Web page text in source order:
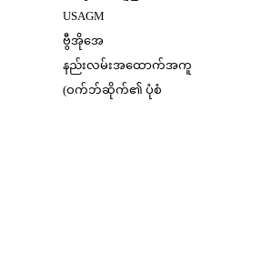
USAGM
ဗွီအိုအေ
နည်းလမ်းအထောက်အကူ
(ဝက်ဘ်ဆိုက်၏ ပုံစံ